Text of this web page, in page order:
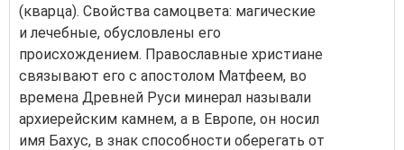
(кварца). Свойства самоцвета: магические
и лечебные, обусловлены его
происхождением. Православные христиане
связывают его с апостолом Матфеем, во
времена Древней Руси минерал называли
архиерейским камнем, а в Европе, он носил
имя Бахус, в знак способности оберегать от